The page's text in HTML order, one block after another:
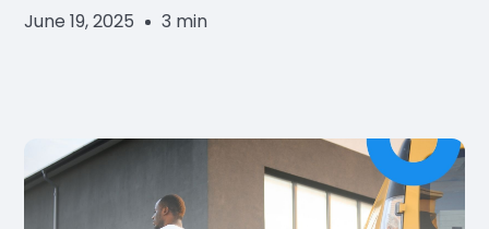
June 19, 2025 3 min